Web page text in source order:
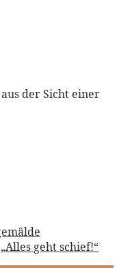
der Sicht einer
geht schief!“